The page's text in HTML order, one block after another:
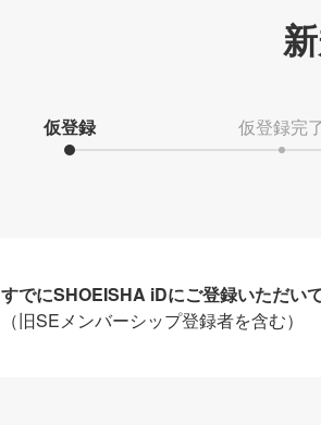
仮登録 仮登録完
すでにSHOEISHA iDにご登録いただい
（旧SEメンバーシップ登録者を含む）